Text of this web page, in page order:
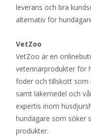
leverans och bra
alternativ för
VetZoo
VetZoo är en
veterinärprodukter för
foder och tillskott som
samt läkemedel och
expertis inom
hundägare som söker
produkter.